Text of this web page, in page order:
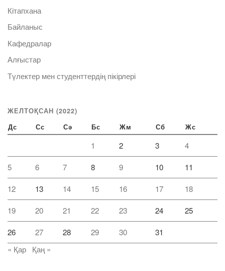
Кітапхана
Байланыс
Кафедралар
Алғыстар
Түлектер мен студенттердің пікірлері
ЖЕЛТОҚСАН (2022)
Дс Сс Сә Бс Жм Сб Жс
1 2 3 4
5 6 7 8 9 10 11
12 13 14 15 16 17 18
19 20 21 22 23 24 25
26 27 28 29 30
31
« Қар
Қаң »